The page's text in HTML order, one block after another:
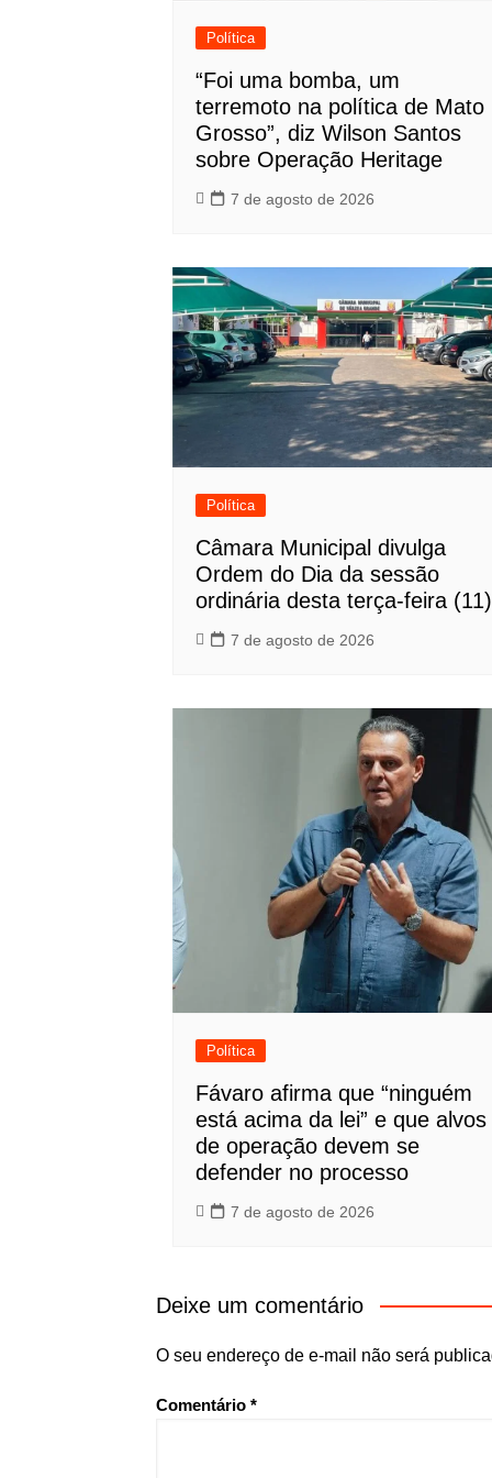
Política
“Foi uma bomba, um
terremoto na política de Mato
Grosso”, diz Wilson Santos
sobre Operação Heritage
7 de agosto de 2026
Política
Câmara Municipal divulga
Ordem do Dia da sessão
ordinária desta terça-feira (11)
7 de agosto de 2026
Política
Fávaro afirma que “ninguém
está acima da lei” e que alvos
de operação devem se
defender no processo
7 de agosto de 2026
Deixe um comentário
O seu endereço de e-mail não será
Comentário *